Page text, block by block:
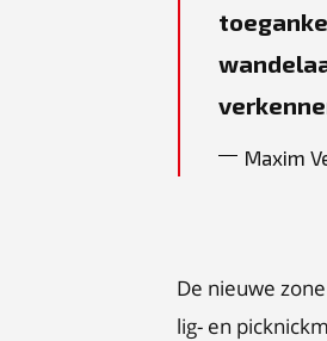
Maxim
De nieuwe
lig- en